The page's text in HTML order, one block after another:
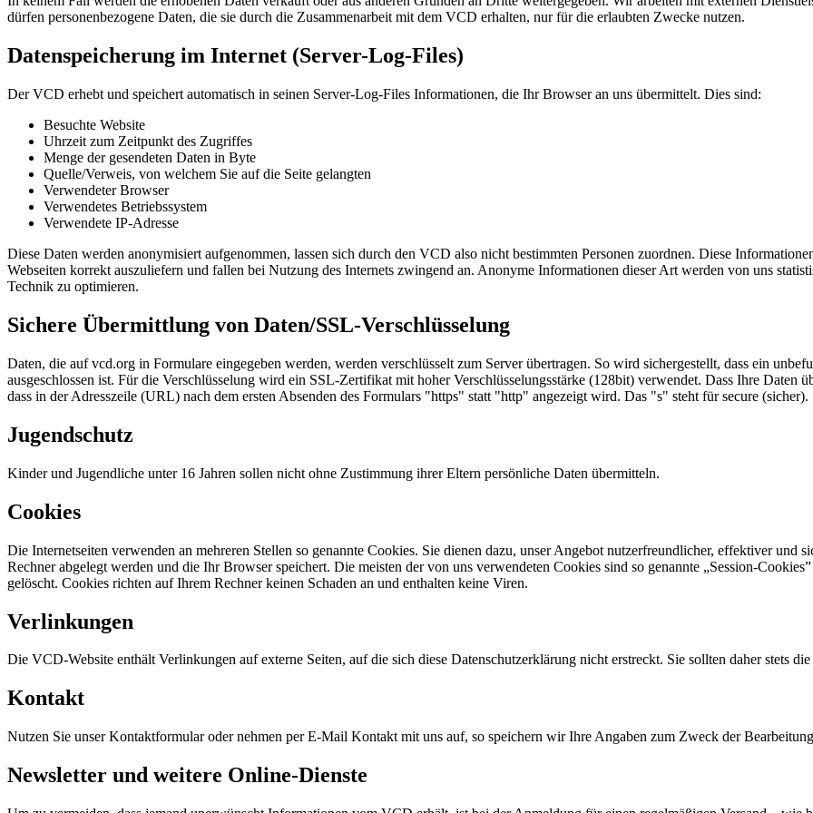
dürfen personenbezogene Daten, die sie durch die Zusammenarbeit mit dem VCD erhalten, nur für die erlaubten Zwecke nutzen.
Datenspeicherung im Internet (Server-Log-Files)
Der VCD erhebt und speichert automatisch in seinen Server-Log-Files Informationen, die Ihr Browser an uns übermittelt. Dies sind:
Besuchte Website
Uhrzeit zum Zeitpunkt des Zugriffes
Menge der gesendeten Daten in Byte
Quelle/Verweis, von welchem Sie auf die Seite gelangten
Verwendeter Browser
Verwendetes Betriebssystem
Verwendete IP-Adresse
Diese Daten werden anonymisiert aufgenommen, lassen sich durch den VCD also nicht bestimmten Personen zuordnen. Diese
Webseiten korrekt auszuliefern und fallen bei Nutzung des Internets zwingend an. Anonyme Informationen dieser Art werden von uns
Technik zu optimieren.
Sichere Übermittlung von Daten/SSL-Verschlüsselung
Daten, die auf vcd.org in Formulare eingegeben werden, werden verschlüsselt zum Server übertragen. So wird sichergestellt, dass ein
ausgeschlossen ist. Für die Verschlüsselung wird ein SSL-Zertifikat mit hoher Verschlüsselungsstärke (128bit) verwendet. Dass Ihre Daten
dass in der Adresszeile (URL) nach dem ersten Absenden des Formulars "https" statt "http" angezeigt wird. Das "s" steht für secure (sicher).
Jugendschutz
Kinder und Jugendliche unter 16 Jahren sollen nicht ohne Zustimmung ihrer Eltern persönliche Daten übermitteln.
Cookies
Die Internetseiten verwenden an mehreren Stellen so genannte Cookies. Sie dienen dazu, unser Angebot nutzerfreundlicher, effektiver und
Rechner abgelegt werden und die Ihr Browser speichert. Die meisten der von uns verwendeten Cookies sind so genannte „Session-
gelöscht. Cookies richten auf Ihrem Rechner keinen Schaden an und enthalten keine Viren.
Verlinkungen
Die VCD-Website enthält Verlinkungen auf externe Seiten, auf die sich diese Datenschutzerklärung nicht erstreckt. Sie sollten daher stets
Kontakt
Nutzen Sie unser Kontaktformular oder nehmen per E-Mail Kontakt mit uns auf, so speichern wir Ihre Angaben zum Zweck der
Newsletter und weitere Online-Dienste